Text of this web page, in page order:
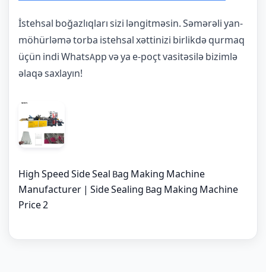
İstehsal boğazlıqları sizi ləngitməsin. Səmərəli yan-
möhürləmə torba istehsal xəttinizi birlikdə qurmaq
üçün indi WhatsApp və ya e-poçt vasitəsilə bizimlə
əlaqə saxlayın!
High Speed Side Seal Bag Making Machine
Manufacturer | Side Sealing Bag Making Machine
Price 2